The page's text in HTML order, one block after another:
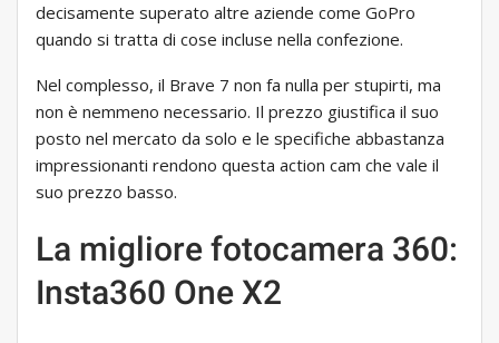
decisamente superato altre aziende come GoPro
quando si tratta di cose incluse nella confezione.
Nel complesso, il Brave 7 non fa nulla per stupirti, ma
non è nemmeno necessario. Il prezzo giustifica il suo
posto nel mercato da solo e le specifiche abbastanza
impressionanti rendono questa action cam che vale il
suo prezzo basso.
La migliore fotocamera 360:
Insta360 One X2